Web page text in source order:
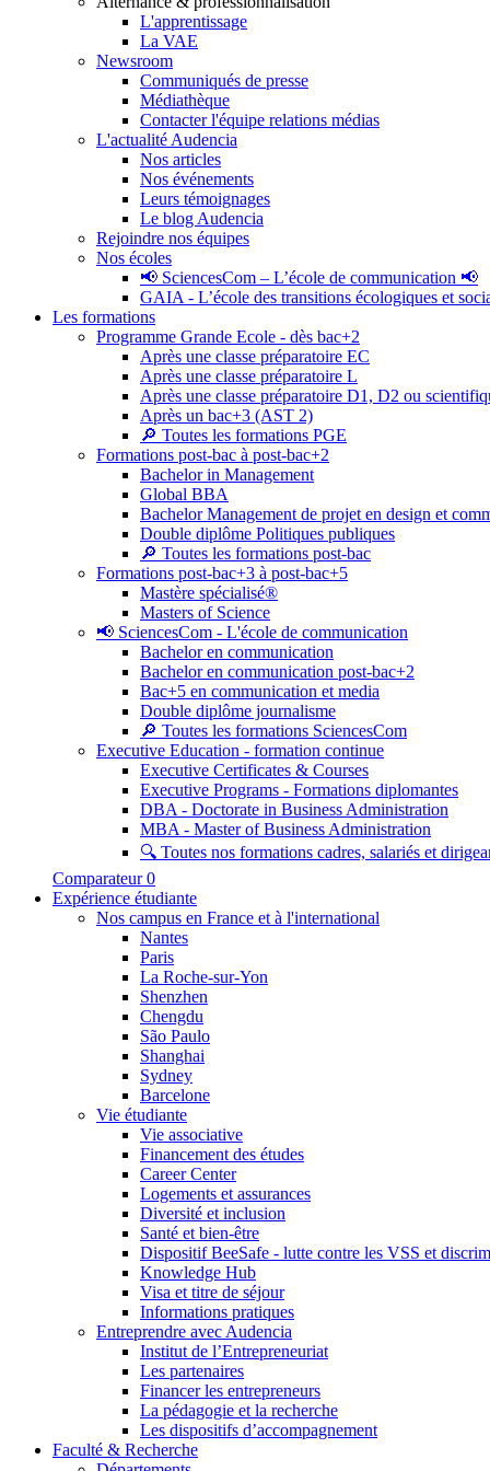
L'apprentissage
La VAE
Newsroom
Communiqués de presse
Médiathèque
Contacter l'équipe relations médias
L'actualité Audencia
Nos articles
Nos événements
Leurs témoignages
Le blog Audencia
Rejoindre nos équipes
Nos écoles
📢 SciencesCom – L’école de communication 📢
GAIA - L’école des transitions écologiques et
Les formations
Programme Grande Ecole - dès bac+2
Après une classe préparatoire EC
Après une classe préparatoire L
Après une classe préparatoire D1, D2 ou
Après un bac+3 (AST 2)
🔎 Toutes les formations PGE
Formations post-bac à post-bac+2
Bachelor in Management
Global BBA
Bachelor Management de projet en design et
Double diplôme Politiques publiques
🔎 Toutes les formations post-bac
Formations post-bac+3 à post-bac+5
Mastère spécialisé®
Masters of Science
📢 SciencesCom - L'école de communication
Bachelor en communication
Bachelor en communication post-bac+2
Bac+5 en communication et media
Double diplôme journalisme
🔎 Toutes les formations SciencesCom
Executive Education - formation continue
Executive Certificates & Courses
Executive Programs - Formations diplomantes
DBA - Doctorate in Business Administration
MBA - Master of Business Administration
🔍 Toutes nos formations cadres, salariés et
Comparateur 0
Expérience étudiante
Nos campus en France et à l'international
Nantes
Paris
La Roche-sur-Yon
Shenzhen
Chengdu
São Paulo
Shanghai
Sydney
Barcelone
Vie étudiante
Vie associative
Financement des études
Career Center
Logements et assurances
Diversité et inclusion
Santé et bien-être
Dispositif BeeSafe - lutte contre les VSS et
Knowledge Hub
Visa et titre de séjour
Informations pratiques
Entreprendre avec Audencia
Institut de l’Entrepreneuriat
Les partenaires
Financer les entrepreneurs
La pédagogie et la recherche
Les dispositifs d’accompagnement
Faculté & Recherche